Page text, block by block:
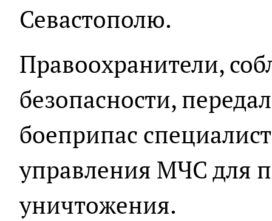
Севастополю.
Правоохранители,
безопасности,
боеприпас
управления МЧС для
уничтожения.